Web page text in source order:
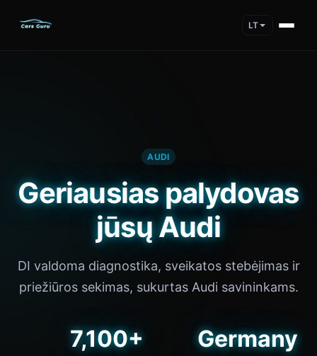
LT
AUDI
Geriausias palydovas
jūsų Audi
DI valdoma diagnostika, sveikatos stebėjimas ir
priežiūros sekimas, sukurtas Audi savininkams.
7,100+ Germany